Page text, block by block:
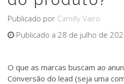
Publicado por Camilly Vairo
Publicado a 28 de julho de
O que as marcas buscam ao
Conversão do lead (seja uma